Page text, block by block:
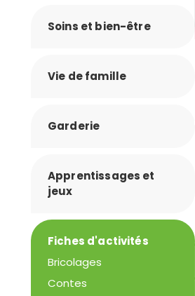
Soins et bien-être
Vie de famille
Garderie
Apprentissages et
jeux
Fiches d'activités
Bricolages
Contes